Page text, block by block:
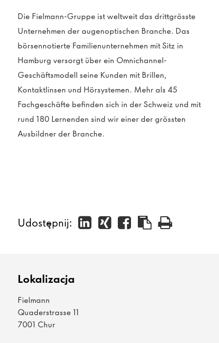
Die Fielmann-Gruppe ist weltweit das drittgrösste
Unternehmen der augenoptischen Branche. Das
börsennotierte Familienunternehmen mit Sitz in
Hamburg versorgt über ein Omnichannel-
Geschäftsmodell seine Kunden mit Brillen,
Kontaktlinsen und Hörsystemen. Mehr als 45
Fachgeschäfte befinden sich in der Schweiz und mit
rund 180 Lernenden sind wir einer der grössten
Ausbildner der Branche.
Udostępnij:
Lokalizacja
Fielmann
Quaderstrasse 11
7001 Chur